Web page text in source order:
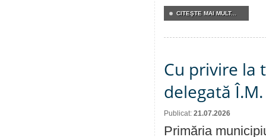
CITEŞTE MAI MULT...
Cu privire la
delegată
Publicat: 21.07.2026
Primăria